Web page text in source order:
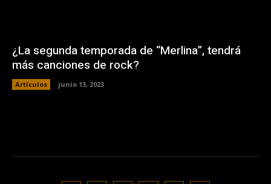
¿La segunda temporada de “Merlina”, tendrá
más canciones de rock?
Artículos junio 13, 2023